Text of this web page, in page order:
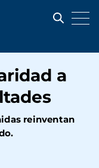
a
reinventan